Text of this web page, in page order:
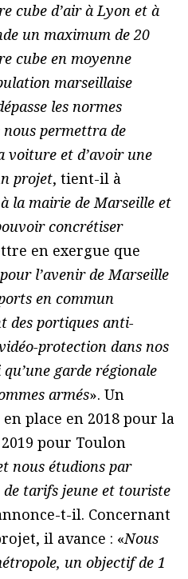
cube d’air à Lyon et à
un maximum de 20
cube en moyenne
marseillaise
les normes
nous permettra de
voiture et d’avoir une
projet, tient-il à
la mairie de Marseille et
concrétiser
en exergue que
l’avenir de Marseille
en commun
des portiques anti-
protection dans nos
garde régionale
armés». Un
place en 2018 pour la
pour Toulon
nous étudions par
tarifs jeune et touriste
t-il. Concernant
il avance : «Nous
un objectif de 1